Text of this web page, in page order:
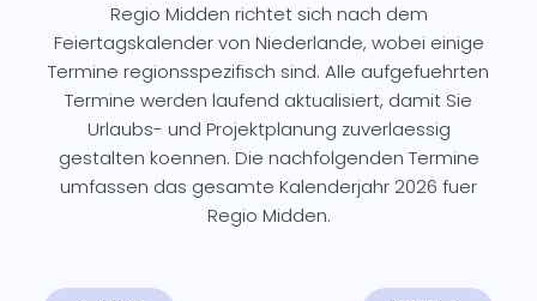
Regio Midden richtet sich nach dem
Feiertagskalender von Niederlande, wobei einige
Termine regionsspezifisch sind. Alle aufgefuehrten
Termine werden laufend aktualisiert, damit Sie
Urlaubs- und Projektplanung zuverlaessig
gestalten koennen. Die nachfolgenden Termine
umfassen das gesamte Kalenderjahr 2026 fuer
Regio Midden.